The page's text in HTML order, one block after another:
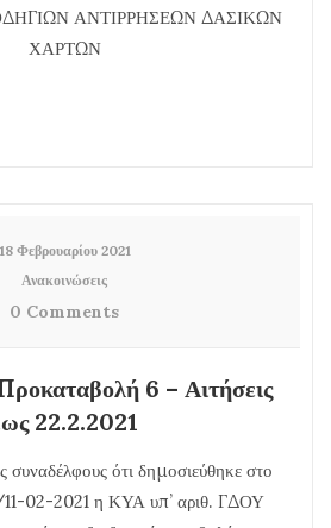
ΑΝΤΙΡΡΗΣΕΩΝ ΔΑΣΙΚΩΝ
ΧΑΡΤΩΝ
18 Φεβρουαρίου 2021
Ανακοινώσεις
0 Comments
6 – Αιτήσεις
22.2.2021
ότι δημοσιεύθηκε στο
02-2021 η ΚΥΑ υπ’ αριθ. ΓΔΟΥ